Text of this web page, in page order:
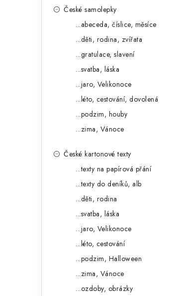
České samolepky
...abeceda, číslice, měsíce
...děti, rodina, zvířata
...gratulace, slavení
...svatba, láska
...jaro, Velikonoce
...léto, cestování, dovolená
...podzim, houby
...zima, Vánoce
České kartonové texty
...texty na papírová přání
...texty do deníků, alb
...děti, rodina
...svatba, láska
...jaro, Velikonoce
...léto, cestování
...podzim, Halloween
...zima, Vánoce
...ozdoby, obrázky